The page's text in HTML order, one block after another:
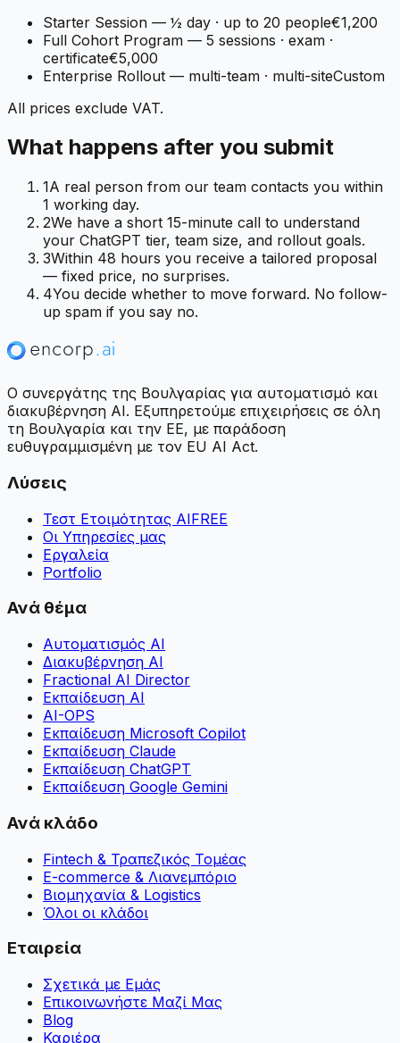
Starter Session — ½ day · up to 20 people€1,200
Full Cohort Program — 5 sessions · exam ·
certificate€5,000
Enterprise Rollout — multi-team · multi-siteCustom
All prices exclude VAT.
What happens after you submit
1A real person from our team contacts you within
1 working day.
2We have a short 15-minute call to understand
your ChatGPT tier, team size, and rollout goals.
3Within 48 hours you receive a tailored proposal
— fixed price, no surprises.
4You decide whether to move forward. No follow-
up spam if you say no.
Ο συνεργάτης της Βουλγαρίας για αυτοματισμό και
διακυβέρνηση AI. Εξυπηρετούμε επιχειρήσεις σε όλη
τη Βουλγαρία και την ΕΕ, με παράδοση
ευθυγραμμισμένη με τον EU AI Act.
Λύσεις
Τεστ Ετοιμότητας AIFREE
Οι Υπηρεσίες μας
Εργαλεία
Portfolio
Ανά θέμα
Αυτοματισμός AI
Διακυβέρνηση AI
Fractional AI Director
Εκπαίδευση AI
AI-OPS
Εκπαίδευση Microsoft Copilot
Εκπαίδευση Claude
Εκπαίδευση ChatGPT
Εκπαίδευση Google Gemini
Ανά κλάδο
Fintech & Τραπεζικός Τομέας
E-commerce & Λιανεμπόριο
Βιομηχανία & Logistics
Όλοι οι κλάδοι
Εταιρεία
Σχετικά με Εμάς
Επικοινωνήστε Μαζί Μας
Blog
Καριέρα